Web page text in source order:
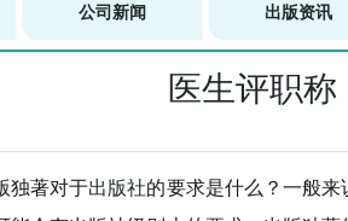
公司新闻 出版资讯
医生评职称
独著对于出版社的要求是什么？一般